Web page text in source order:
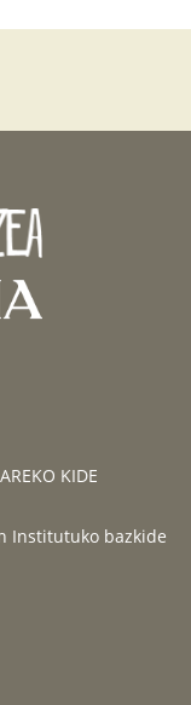
KIDE
Institutuko bazkide